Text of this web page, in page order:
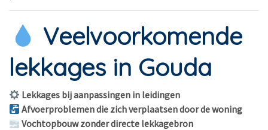
Veelvoorkomende
lekkages in Gouda
Lekkages bij aanpassingen in leidingen
Afvoerproblemen die zich verplaatsen door de woning
Vochtopbouw zonder directe lekkagebron